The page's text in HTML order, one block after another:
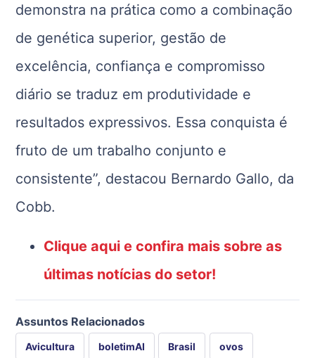
demonstra na prática como a combinação
de genética superior, gestão de
excelência, confiança e compromisso
diário se traduz em produtividade e
resultados expressivos. Essa conquista é
fruto de um trabalho conjunto e
consistente”, destacou Bernardo Gallo, da
Cobb.
Clique aqui e confira mais sobre as
últimas notícias do setor!
Assuntos Relacionados
Avicultura boletimAI Brasil ovos